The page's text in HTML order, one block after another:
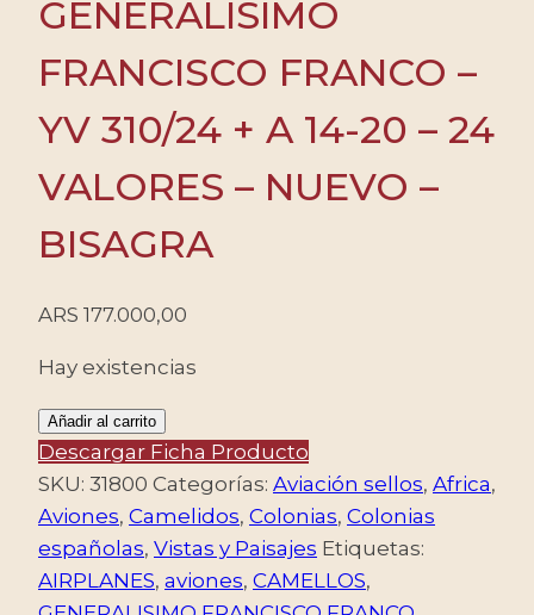
GENERALISIMO
FRANCISCO FRANCO –
YV 310/24 + A 14-20 – 24
VALORES – NUEVO –
BISAGRA
ARS 177.000,00
Hay existencias
TERRITORIOS
ESPAÑOLES
DEL
GOLFO
DE
GUINEA/SELLOS,
Añadir al carrito
Descargar Ficha Producto
SKU: 31800 Categorías: Aviación sellos, Africa,
Aviones, Camelidos, Colonias, Colonias
españolas, Vistas y Paisajes Etiquetas:
AIRPLANES, aviones, CAMELLOS,